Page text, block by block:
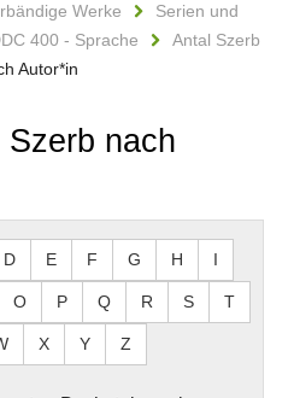
Werke
Serien und
400 - Sprache
Antal Szerb
Autor*in
nach
D E F G H I
O P Q R S T
X Y Z